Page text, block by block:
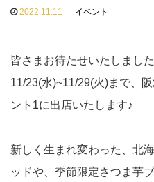
2022.11.11 イベント
皆さまお待たせいたしました
11/23(水)~11/29(火)まで、
ント1に出店いたします♪
新しく生まれ変わった、北
ッドや、季節限定さつま芋